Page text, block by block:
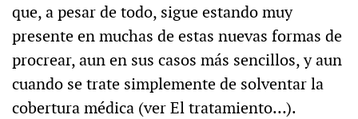
que, a pesar de todo, sigue estando muy
presente en muchas de estas nuevas formas de
procrear, aun en sus casos más sencillos, y aun
cuando se trate simplemente de solventar la
cobertura médica (ver El tratamiento…).